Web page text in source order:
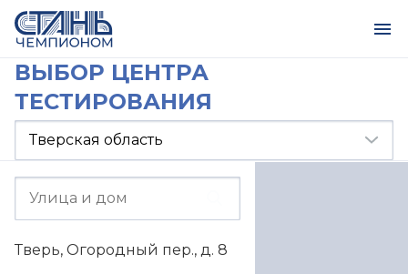
ВЫБОР ЦЕНТРА
ТЕСТИРОВАНИЯ
Тверь, Огородный пер., д. 8